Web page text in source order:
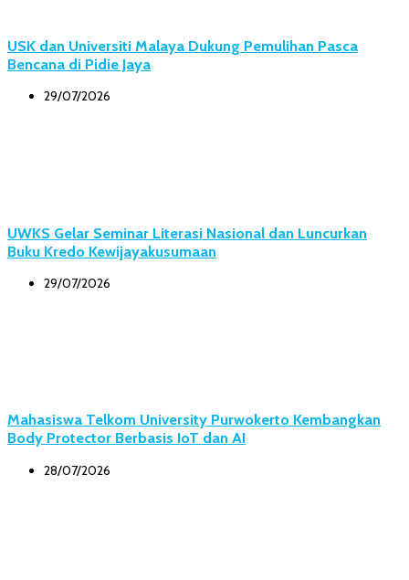
USK dan Universiti Malaya Dukung Pemulihan Pasca
Bencana di Pidie Jaya
29/07/2026
UWKS Gelar Seminar Literasi Nasional dan Luncurkan
Buku Kredo Kewijayakusumaan
29/07/2026
Mahasiswa Telkom University Purwokerto Kembangkan
Body Protector Berbasis IoT dan AI
28/07/2026